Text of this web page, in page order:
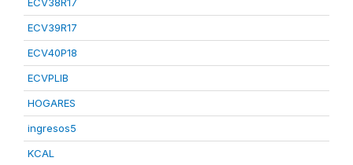
ECV39R17
ECV40P18
ECVPLIB
HOGARES
ingresos5
KCAL